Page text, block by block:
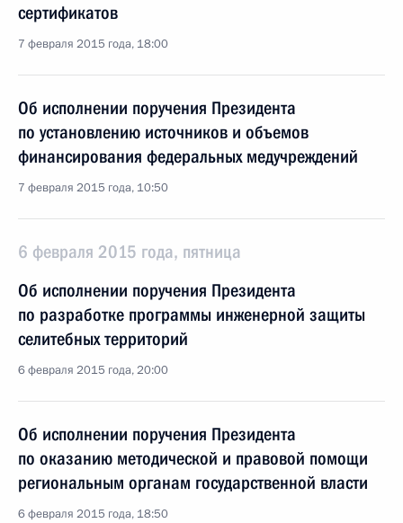
сертификатов
7 февраля 2015 года, 18:00
Об исполнении поручения Президента
по установлению источников и объемов
финансирования федеральных медучреждений
7 февраля 2015 года, 10:50
6 февраля 2015 года, пятница
Об исполнении поручения Президента
по разработке программы инженерной защиты
селитебных территорий
6 февраля 2015 года, 20:00
Об исполнении поручения Президента
по оказанию методической и правовой помощи
региональным органам государственной власти
6 февраля 2015 года, 18:50